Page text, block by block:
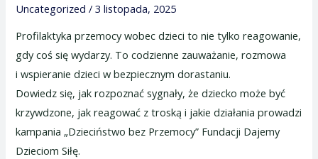
Uncategorized /3 listopada, 2025
Profilaktyka przemocy wobec dzieci to nie tylko reagowanie,
gdy coś się wydarzy. To codzienne zauważanie, rozmowa
i wspieranie dzieci w bezpiecznym dorastaniu.
Dowiedz się, jak rozpoznać sygnały, że dziecko może być
krzywdzone, jak reagować z troską i jakie działania prowadzi
kampania „Dzieciństwo bez Przemocy” Fundacji Dajemy
Dzieciom Siłę.